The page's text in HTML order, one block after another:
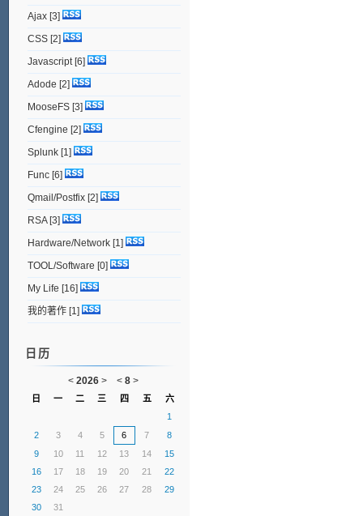
Ajax[3]
CSS[2]
Javascript[6]
Adode [2]
MooseFS[3]
Cfengine [2]
Splunk[1]
Func[6]
Qmail/Postfix[2]
RSA[3]
Hardware/Network[1]
TOOL/Software [0]
My Life [16]
我的著作[1]
日历
< 2026 > < 8 >
日 一 二 三 四 五
六
1
2
3 4 5 6 7
8
9
10 11 12 13 14
15
16
17 18 19 20 21
22
23
24 25 26 27 28
29
30
31